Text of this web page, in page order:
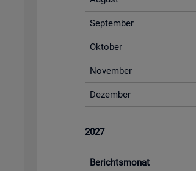
Sep­tem­ber
Ok­to­ber
No­vem­ber
De­zem­ber
2027
Be­richts­mo­nat